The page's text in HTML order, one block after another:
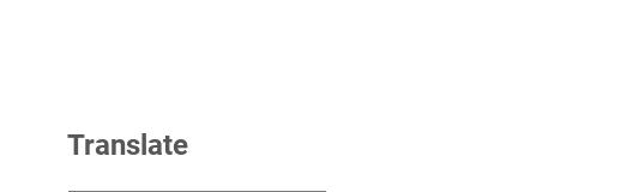
Translate